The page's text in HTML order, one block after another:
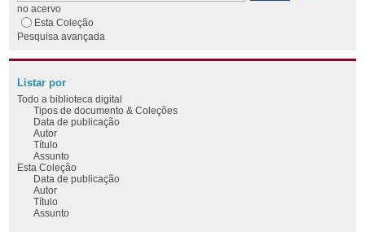
no acervo
Esta Coleção
Pesquisa avançada
Listar por
Todo a biblioteca digital
Tipos de documento & Coleções
Data de publicação
Autor
Título
Assunto
Esta Coleção
Data de publicação
Autor
Título
Assunto